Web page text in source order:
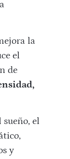
la
el
de
el
y